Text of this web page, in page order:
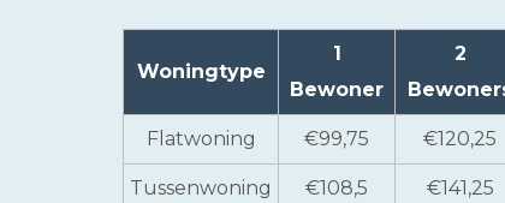
Woningtype
1
Bewoner
2
Flatwoning €99,75 €120,25
Tussenwoning €108,5 €141,25